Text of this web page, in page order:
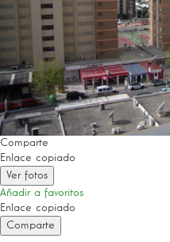
Comparte
Enlace copiado
Ver fotos
Añadir a favoritos
Enlace copiado
Comparte